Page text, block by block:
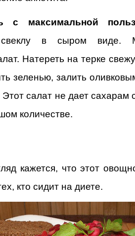
с максимальной
свеклу в сыром виде.
Натереть на терке
зеленью, залить
салат не дает сахарам
количестве.
кажется, что этот
кто сидит на диете.